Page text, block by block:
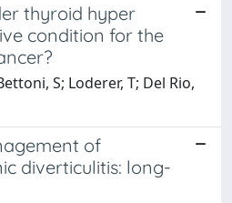
thyroid hyper
condition for the
S; Loderer, T; Del Rio,
of
diverticulitis: long-